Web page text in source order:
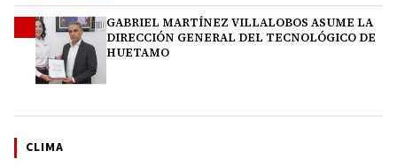
GABRIEL MARTÍNEZ VILLALOBOS ASUME LA
DIRECCIÓN GENERAL DEL TECNOLÓGICO DE
HUETAMO
CLIMA